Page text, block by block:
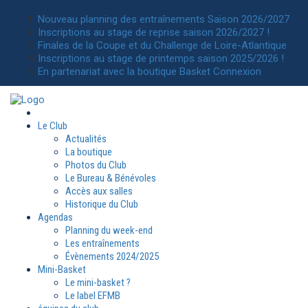
Nouveau planning des entraînements Saison 2026/2027
Inscriptions au stage de reprise saison 2026/2027 !
Finales de la Coupe et du Challenge de Loire-Atlantique
Inscriptions au stage de printemps saison 2025/2026 !
En partenariat avec la boutique Basket Connexion
Le Club
Actualités
La boutique
Photos du Club
Le Bureau & Bénévoles
Accès aux salles
Historique du Club
Agendas
Planning du week-end
Les entraînements
Évènements 2024/2025
Mini-Basket
Le mini-basket ?
Le label EFMB